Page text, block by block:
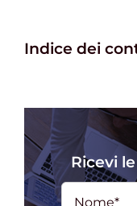
Indice dei
Ricevi